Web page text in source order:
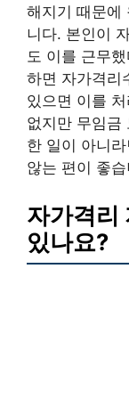
해지기 때문에
니다. 본인이
도 이를 근무
하면 자가격리
있으면 이를
없지만 무임금
한 일이 아니
않는 편이 좋
자가격리
있나요?